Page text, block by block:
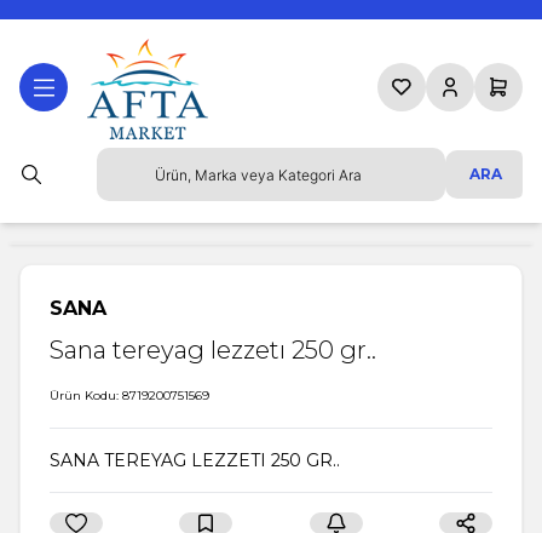
ARA
Favorilerim
HesabımSepetim
SANA
Sana tereyag lezzetı 250 gr..
Ürün Kodu: 8719200751569
SANA TEREYAG LEZZETI 250 GR..